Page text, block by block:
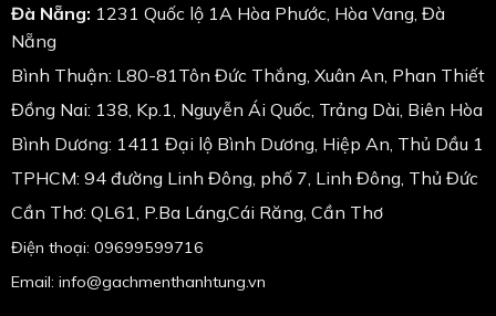
Đà Nẵng: 1231 Quốc lộ 1A Hòa Phước, Hòa Vang, Đà
Nẵng
Bình Thuận: L80-81Tôn Đức Thắng, Xuân An, Phan Thiết
Đồng Nai: 138, Kp.1, Nguyễn Ái Quốc, Trảng Dài, Biên Hòa
Bình Dương: 1411 Đại lộ Bình Dương, Hiệp An, Thủ Dầu 1
TPHCM: 94 đường Linh Đông, phố 7, Linh Đông, Thủ Đức
Cần Thơ: QL61, P.Ba Láng,Cái Răng, Cần Thơ
Điện thoại: 09699599716
Email: info@gachmenthanhtung.vn